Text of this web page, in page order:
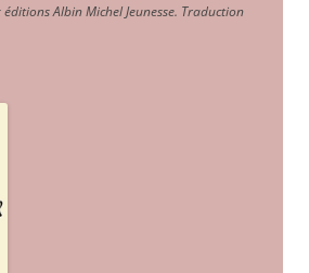
Albin Michel Jeunesse. Traduction